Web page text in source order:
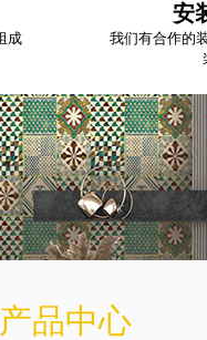
成
安
我们有合作的
产品中心